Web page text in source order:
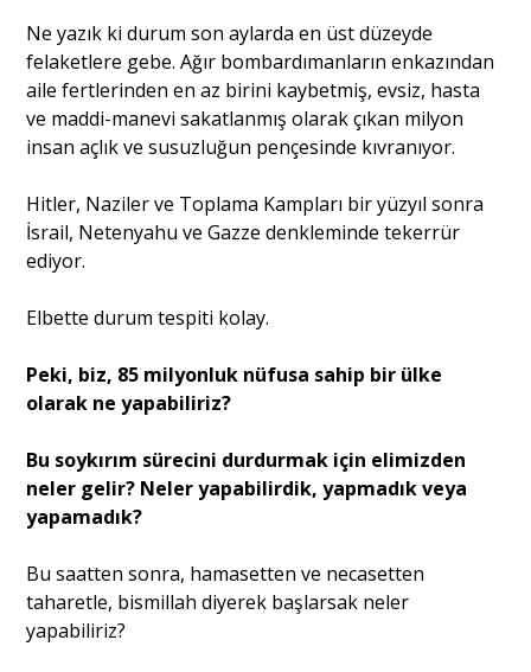
Yazarlar
Eğitim
Ankara Analiz
Sağlık
Ne yazık ki durum son aylarda en üst düzeyde
felaketlere gebe. Ağır bombardımanların enkazından
aile fertlerinden en az birini kaybetmiş, evsiz, hasta
ve maddi-manevi sakatlanmış olarak çıkan milyon
insan açlık ve susuzluğun pençesinde kıvranıyor.
Hitler, Naziler ve Toplama Kampları bir yüzyıl sonra
İsrail, Netenyahu ve Gazze denkleminde tekerrür
ediyor.
Elbette durum tespiti kolay.
Peki, biz, 85 milyonluk nüfusa sahip bir ülke
olarak ne yapabiliriz?
Bu soykırım sürecini durdurmak için elimizden
neler gelir? Neler yapabilirdik, yapmadık veya
yapamadık?
Bu saatten sonra, hamasetten ve necasetten
taharetle, bismillah diyerek başlarsak neler
yapabiliriz?